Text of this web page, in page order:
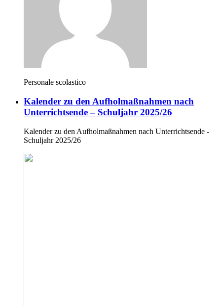
Personale scolastico
Kalender zu den Aufholmaßnahmen nach
Unterrichtsende – Schuljahr 2025/26
Kalender zu den Aufholmaßnahmen nach Unterrichtsende -
Schuljahr 2025/26